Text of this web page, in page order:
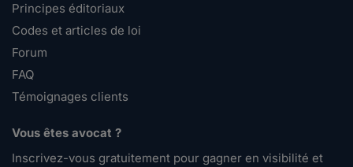
Principes éditoriaux
Codes et articles de loi
Forum
FAQ
Témoignages clients
Vous êtes avocat ?
Inscrivez-vous gratuitement pour gagner en visibilité et